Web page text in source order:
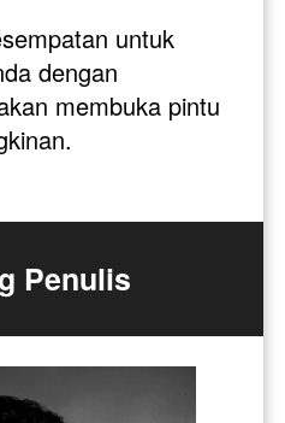
untuk
dengan
membuka pintu
Penulis